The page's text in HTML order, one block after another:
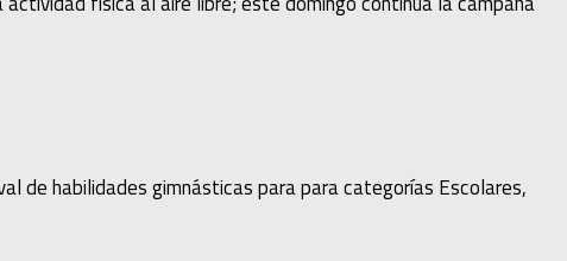
de habilidades gimnásticas para para categorías Escolares,